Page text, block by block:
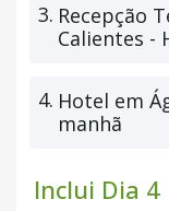
3. Recepção
Calientes -
4. Hotel em
manhã
Inclui Dia 4